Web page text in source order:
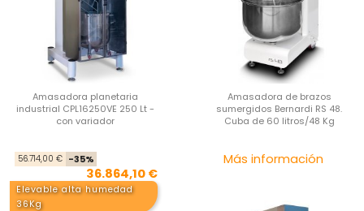
Amasadora planetaria
industrial CPL16250VE 250 Lt -
con variador
56.714,00 € -35%
36.864,10 €
Amasadora de brazos
sumergidos Bernardi RS 48.
Cuba de 60 litros/48 Kg
Más información
Elevable alta humedad
36Kg